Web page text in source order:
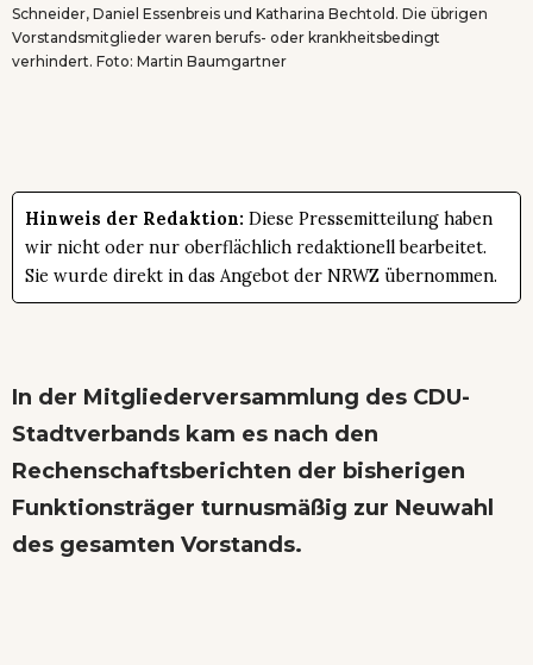
Schneider, Daniel Essenbreis und Katharina Bechtold. Die übrigen
Vorstandsmitglieder waren berufs- oder krankheitsbedingt
verhindert. Foto: Martin Baumgartner
Hinweis der Redaktion: Diese Pressemitteilung haben
wir nicht oder nur oberflächlich redaktionell bearbeitet.
Sie wurde direkt in das Angebot der NRWZ übernommen.
In der Mitgliederversammlung des CDU-
Stadtverbands kam es nach den
Rechenschaftsberichten der bisherigen
Funktionsträger turnusmäßig zur Neuwahl
des gesamten Vorstands.